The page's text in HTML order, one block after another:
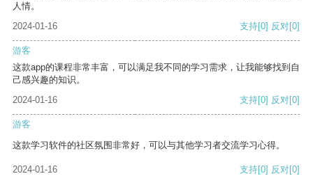
人情。
2024-01-16
支持[0] 反对[0]
游客
这款app的课程非常丰富，可以满足我不同的学习需求，让我能够找到自
己感兴趣的知识。
2024-01-16
支持[0] 反对[0]
游客
这款学习软件的社区氛围非常好，可以与其他学习者交流学习心得。
2024-01-16 支持[0] 反对[0]